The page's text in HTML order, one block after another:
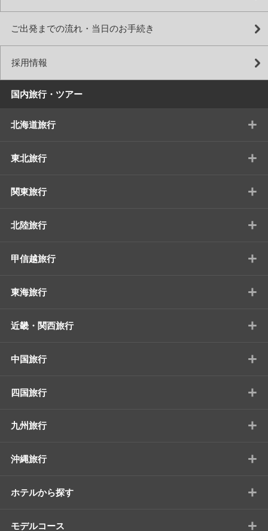
ご出発までの流れ・当日のお手続き
採用情報
国内旅行・ツアー
北海道旅行 +
東北旅行 +
関東旅行 +
北陸旅行 +
甲信越旅行 +
東海旅行 +
近畿・関西旅行 +
中国旅行 +
四国旅行 +
九州旅行 +
沖縄旅行 +
ホテルから探す +
モデルコース +